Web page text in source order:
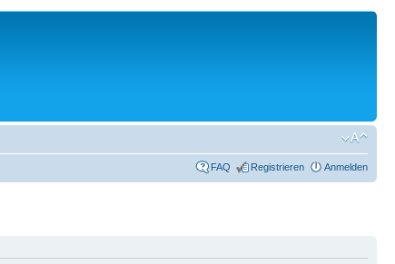
FAQ Registrieren Anmelden